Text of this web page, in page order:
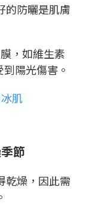
的防曬是肌膚
，如維生素
陽光傷害。
肌
節
乾燥，因此需